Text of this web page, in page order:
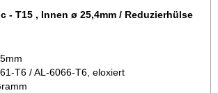
- T15 , Innen ø 25,4mm / Reduzierhülse
T6 / AL-6066-T6, eloxiert